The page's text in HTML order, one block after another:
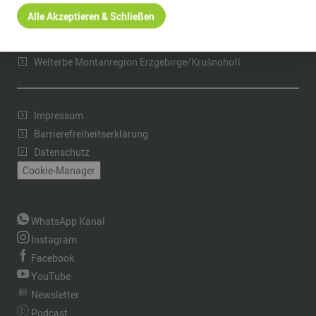
Stellenangebote im Erzgebirge
Welcome Center Erzgebirge
Welterbe Montanregion Erzgebirge/Krušnohoří
Impressum
Barrierefreiheitserklärung
Datenschutz
Cookie-Manager
WhatsApp Kanal
Instagram
Facebook
YouTube
Newsletter
Podcast
Alle Akzeptieren & Schließen